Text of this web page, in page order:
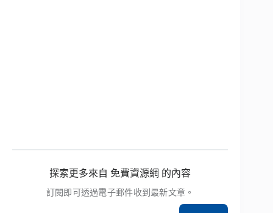
探索更多來自 免費資源網 的內容
訂閱即可透過電子郵件收到最新文章。